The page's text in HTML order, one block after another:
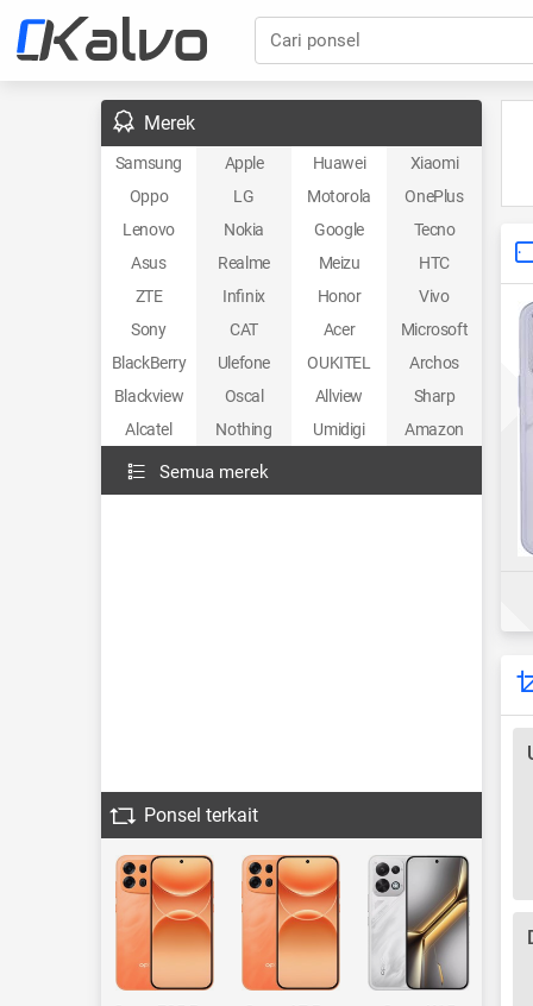
Cari ponsel
Merek
Samsung Apple Huawei
Xiaomi
Oppo
LG Motorola
OnePlus
Lenovo
Nokia Google
Tecno
Asus
Realme Meizu
HTC
ZTE
Infinix Honor
Vivo
Sony
CAT Acer
Microsoft
BlackBerry
Ulefone OUKITEL
Archos
Blackview
Oscal Allview
Sharp
Alcatel
Nothing Umidigi Amazon
Semua merek
Ponsel terkait